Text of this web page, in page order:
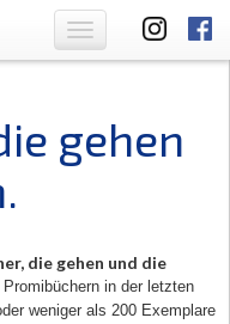
Toggle
navigation
gehen
die gehen und die
in der letzten
weniger als 200 Exemplare